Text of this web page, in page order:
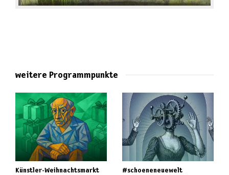
weitere Programmpunkte
Künstler-Weihnachtsmarkt
#schoeneneuewelt